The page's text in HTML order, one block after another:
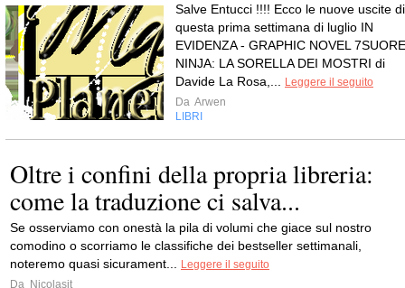
Salve Entucci !!!! Ecco le nuove uscite di
questa prima settimana di luglio IN
EVIDENZA - GRAPHIC NOVEL 7SUORE
NINJA: LA SORELLA DEI MOSTRI di
Davide La Rosa,...
Leggere il seguito
Da Arwen
LIBRI
Oltre i confini della propria libreria:
come la traduzione ci salva...
Se osserviamo con onestà la pila di volumi che giace sul nostro
comodino o scorriamo le classifiche dei bestseller settimanali,
noteremo quasi sicurament...
Leggere il seguito
Da Nicolasit